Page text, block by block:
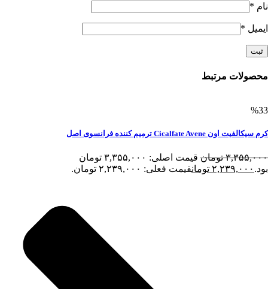
نام *
ایمیل *
محصولات مرتبط
%33
کرم سیکالفیت اون Cicalfate Avene ترمیم کننده فرانسوی اصل
۳,۳۵۵,۰۰۰ تومان
قیمت اصلی: ۳,۳۵۵,۰۰۰ تومان
بود. ۲,۲۳۹,۰۰۰ تومانقیمت فعلی: ۲,۲۳۹,۰۰۰ تومان.